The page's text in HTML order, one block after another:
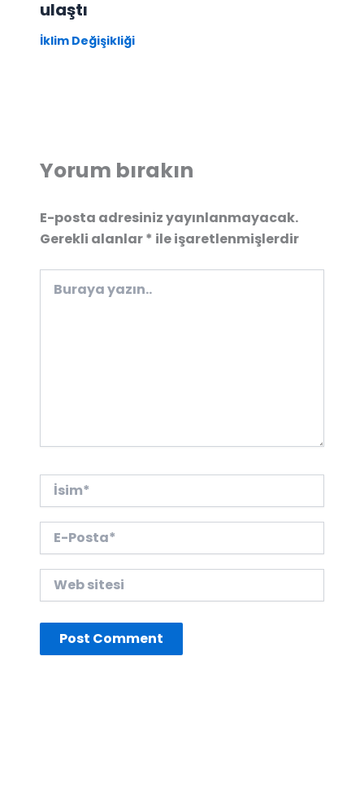
ulaştı
İklim Değişikliği
Yorum bırakın
E-posta adresiniz yayınlanmayacak.
Gerekli alanlar* ile işaretlenmişlerdir
yazın..
İsim*
Posta*
sitesi